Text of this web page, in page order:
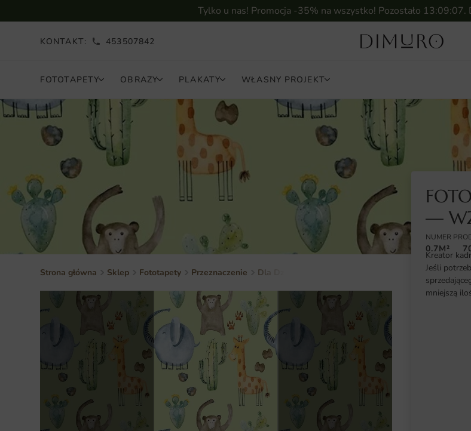
Tylko u nas! Promocja -35% na wszystko! Pozostało 13:09:06.
KONTAKT: 453507842
FOTOTAPETY OBRAZY PLAKATY WŁASNY PROJEKT
Strona główna Sklep Fototapety Przeznaczenie Dla Dziecka Fototapeta Wesołe
—
NUMER
0.7M²
Kreator
Jeśli
mniejszą